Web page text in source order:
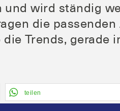
und wird stän­dig
die
Trends, gera­de
tei­len